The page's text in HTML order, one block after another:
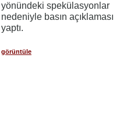
yönündeki spekülasyonlar
nedeniyle basın açıklaması
yaptı.
görüntüle